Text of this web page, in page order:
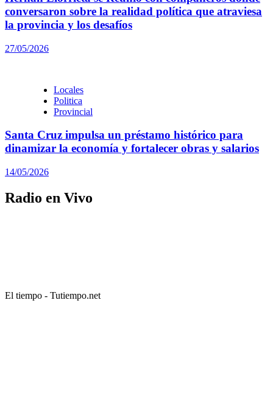
conversaron sobre la realidad política que atraviesa
la provincia y los desafíos
27/05/2026
Locales
Politica
Provincial
Santa Cruz impulsa un préstamo histórico para
dinamizar la economía y fortalecer obras y salarios
14/05/2026
Radio en Vivo
El tiempo - Tutiempo.net